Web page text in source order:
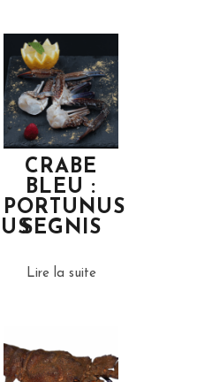
CRABE
BLEU :
PORTUNUS
SEGNIS
Lire la suite